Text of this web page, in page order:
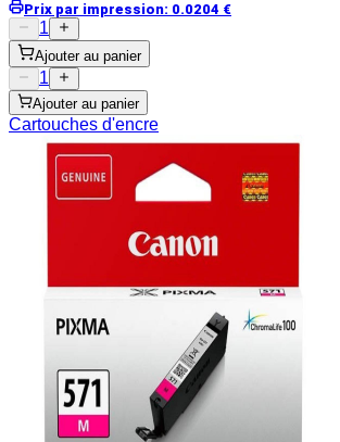
Prix par impression: 0.0204 €
1
Ajouter au panier
1
Ajouter au panier
Cartouches d'encre